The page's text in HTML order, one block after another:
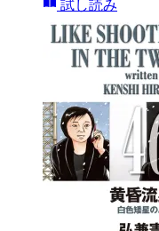
試し読み